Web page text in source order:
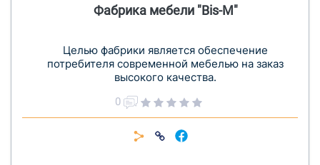
Фабрика мебели "Bis-M"
Целью фабрики является обеспечение
потребителя современной мебелью на заказ
высокого качества.
0